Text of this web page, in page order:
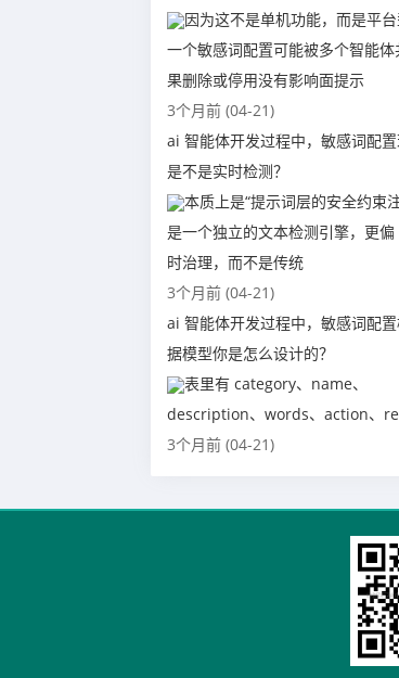
因为这不是单机功能，而是平台
一个敏感词配置可能被多个智能体
果删除或停用没有影响面提示
3个月前 (04-21)
ai 智能体开发过程中，敏感词配
是不是实时检测？
本质上是“提示词层的安全约束
是一个独立的文本检测引擎，更
时治理，而不是传统
3个月前 (04-21)
ai 智能体开发过程中，敏感词配
据模型你是怎么设计的？
表里有 category、name、
description、words、action、
3个月前 (04-21)